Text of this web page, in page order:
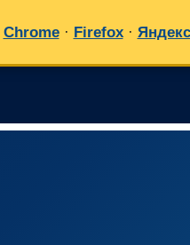
Chrome · Firefox · Яндекс